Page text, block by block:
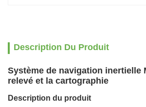
Description Du Produit
Système de navigation inertielle
relevé et la cartographie
Description du produit